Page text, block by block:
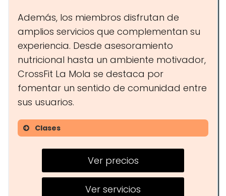
Además, los miembros disfrutan de
amplios servicios que complementan su
experiencia. Desde asesoramiento
nutricional hasta un ambiente motivador,
CrossFit La Mola se destaca por
fomentar un sentido de comunidad entre
sus usuarios.
Clases
Entrenamientos funcionales
Clases de fuerza
Sesiones de movilidad
Ver precios
Ver servicios